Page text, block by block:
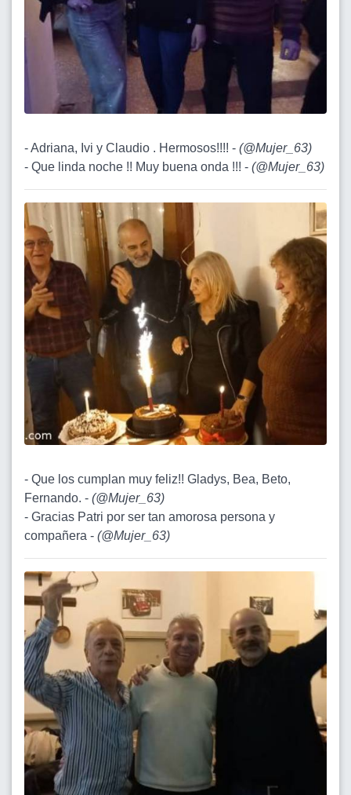
- Adriana, Ivi y Claudio . Hermosos!!!! - (@Mujer_63)
- Que linda noche !! Muy buena onda !!! - (@Mujer_63)
- Que los cumplan muy feliz!! Gladys, Bea, Beto,
Fernando. - (@Mujer_63)
- Gracias Patri por ser tan amorosa persona y
compañera - (@Mujer_63)